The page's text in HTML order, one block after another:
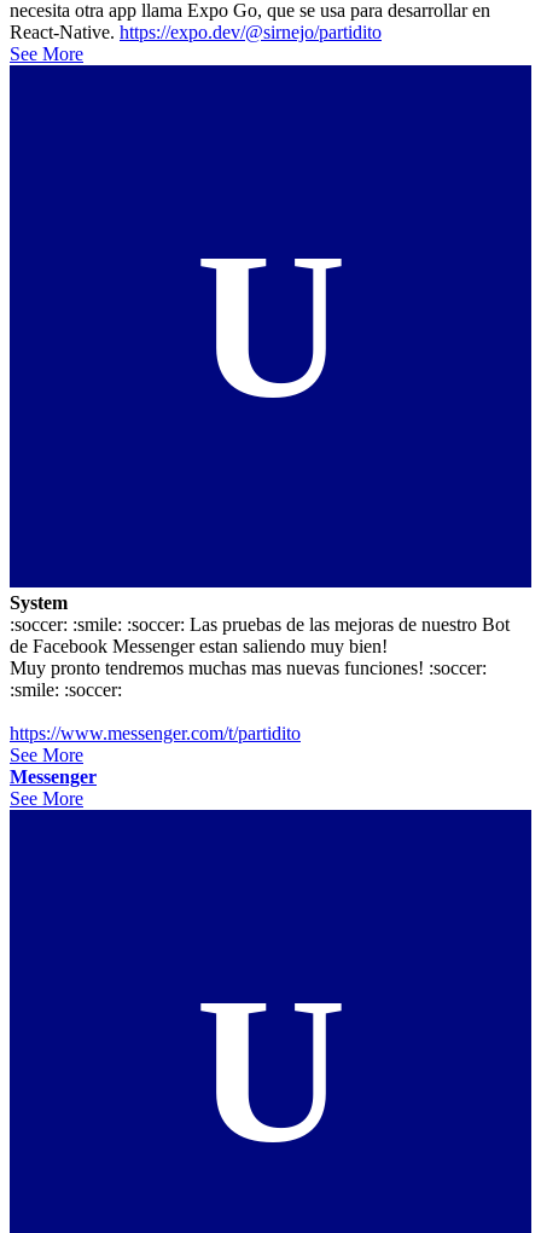
necesita otra app llama Expo Go, que se usa para desarrollar en
React-Native. https://expo.dev/@sirnejo/partidito
See More
U
System
:soccer: :smile: :soccer: Las pruebas de las mejoras de nuestro Bot
de Facebook Messenger estan saliendo muy bien!
Muy pronto tendremos muchas mas nuevas funciones! :soccer:
:smile: :soccer:
https://www.messenger.com/t/partidito
See More
Messenger
See More
U